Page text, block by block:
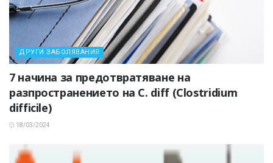
ДРУГИ ЗАБОЛЯВАНИЯ
7 начина за предотвратяване на
разпространението на C. diff (Clostridium
difficile)
18/03/2024